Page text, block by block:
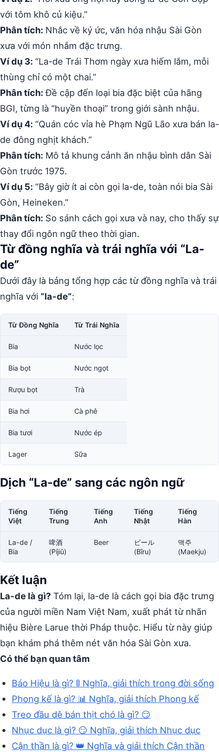
với tôm khô củ kiệu.”
Phân tích: Nhắc về ký ức, văn hóa nhậu Sài Gòn
xưa với món nhắm đặc trưng.
Ví dụ 3: “La-de Trái Thơm ngày xưa hiếm lắm, mỗi
thùng chỉ có một chai.”
Phân tích:Đề cập đến loại bia đặc biệt của hãng
BGI, từng là “huyền thoại” trong giới sành nhậu.
Ví dụ 4: “Quán cóc vỉa hè Phạm Ngũ Lão xưa bán la-
de đông nghịt khách.”
Phân tích: Mô tả khung cảnh ăn nhậu bình dân Sài
Gòn trước 1975.
Ví dụ 5: “Bây giờ ít ai còn gọi la-de, toàn nói bia Sài
Gòn, Heineken.”
Phân tích: So sánh cách gọi xưa và nay, cho thấy sự
thay đổi ngôn ngữ theo thời gian.
Từ đồng nghĩa và trái nghĩa với “La-
de”
Dưới đây là bảng tổng hợp các từ đồng nghĩa và trái
nghĩa với “la-de”:
Từ Đồng Nghĩa Từ Trái Nghĩa
Bia Nước lọc
Bia bọt Nước ngọt
Rượu bọt Trà
Bia hơi Cà phê
Bia tươi Nước ép
Lager Sữa
Dịch “La-de” sang các ngôn ngữ
Tiếng
Việt
Tiếng
Trung
Tiếng
Anh
Tiếng
Nhật
Tiếng
Hàn
La-de /
Bia
啤酒
(Píjiǔ)
Beer
ビール
(Bīru)
맥주
(Maekju)
Kết luận
La-de là gì? Tóm lại, la-de là cách gọi bia đặc trưng
của người miền Nam Việt Nam, xuất phát từ nhãn
hiệu Bière Larue thời Pháp thuộc. Hiểu từ này giúp
bạn khám phá thêm nét văn hóa Sài Gòn xưa.
Có thể bạn quan tâm
Báo Hiệu là gì? 🚦 Nghĩa, giải thích trong đời sống
Phong kế là gì? 📊 Nghĩa, giải thích Phong kế
Treo đầu dê bán thịt chó là gì? 😏
Nhục dục là gì? 😏 Nghĩa, giải thích Nhục dục
Cận thần là gì? 👑 Nghĩa và giải thích Cận thần